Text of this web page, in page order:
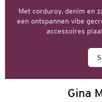
Met corduroy, denim en
een ontspannen vibe
accessoires
Gina